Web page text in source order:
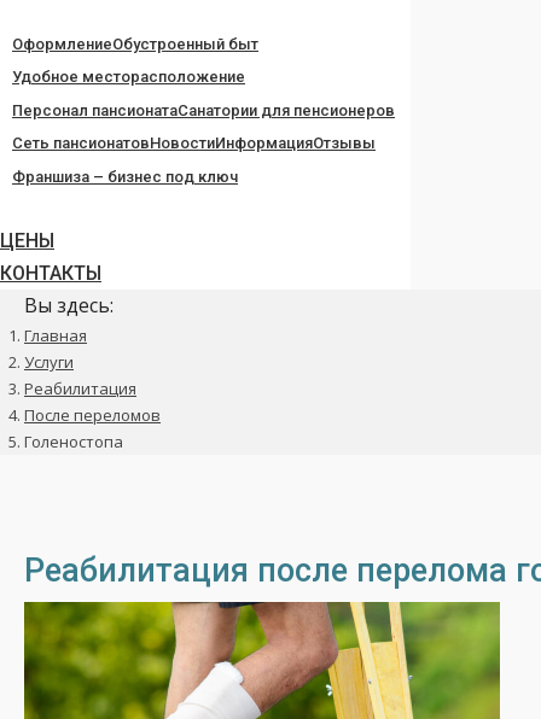
ОформлениеОбустроенный быт
Удобное месторасположение
Персонал пансионатаСанатории для пенсионеров
Сеть пансионатовНовостиИнформацияОтзывы
Франшиза – бизнес под ключ
ЦЕНЫ
КОНТАКТЫ
Вы здесь:
Главная
Услуги
Реабилитация
После переломов
Голеностопа
Реабилитация после перелома